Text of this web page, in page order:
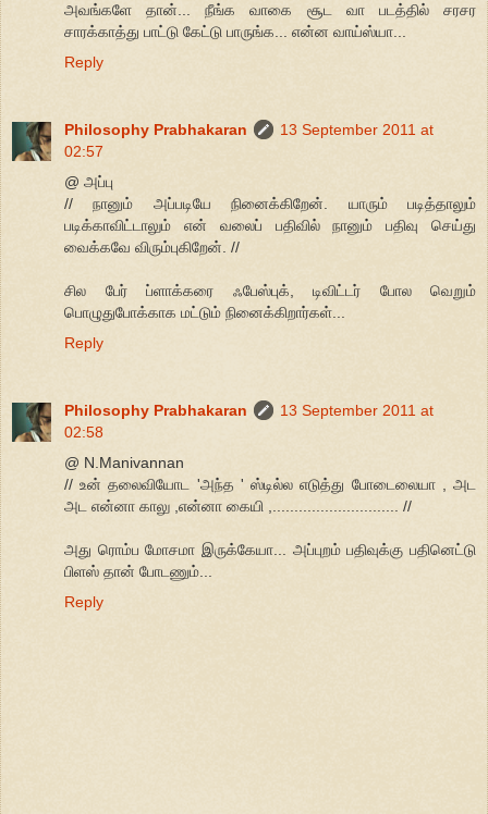
அவங்களே தான்... நீங்க வாகை சூட வா படத்தில் சரசர
சாரக்காத்து பாட்டு கேட்டு பாருங்க... என்ன வாய்ஸ்யா...
Reply
Philosophy Prabhakaran
13 September 2011 at
02:57
@ அப்பு
// நானும் அப்படியே நினைக்கிறேன். யாரும் படித்தாலும்
படிக்காவிட்டாலும் என் வலைப் பதிவில் நானும் பதிவு செய்து
வைக்கவே விரும்புகிறேன். //
சில பேர் ப்ளாக்கரை ஃபேஸ்புக், டிவிட்டர் போல வெறும்
பொழுதுபோக்காக மட்டும் நினைக்கிறார்கள்...
Reply
Philosophy Prabhakaran
13 September 2011 at
02:58
@ N.Manivannan
// உன் தலைவியோட 'அந்த ' ஸ்டில்ல எடுத்து போடைலையா , அட
அட என்னா காலு ,என்னா கையி ,............................. //
அது ரொம்ப மோசமா இருக்கேயா... அப்புறம் பதிவுக்கு பதினெட்டு
பிளஸ் தான் போடணும்...
Reply